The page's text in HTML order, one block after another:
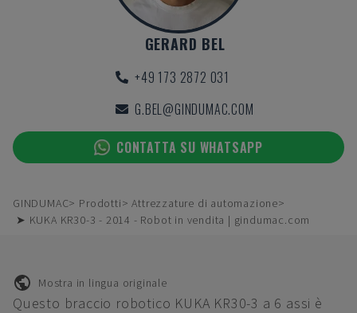
GERARD BEL
+49 173 2872 031
G.BEL@GINDUMAC.COM
CONTATTA SU WHATSAPP
GINDUMAC Prodotti
Attrezzature di automazione
➤ KUKA KR30-3 - 2014 - Robot in vendita | gindumac.com
Mostra in lingua originale
Questo braccio robotico KUKA KR30-3 a 6 assi è